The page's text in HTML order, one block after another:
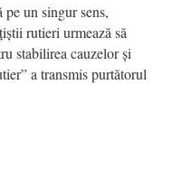
un singur sens,
rutieri urmează să
stabilirea cauzelor și
a transmis purtătorul